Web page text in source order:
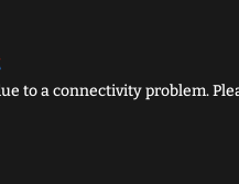
to a connectivity problem.